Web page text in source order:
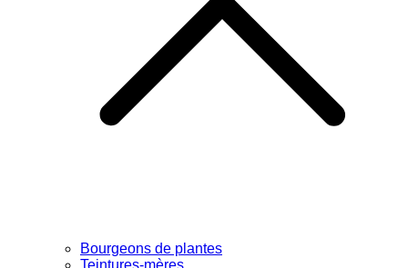
Bourgeons de plantes